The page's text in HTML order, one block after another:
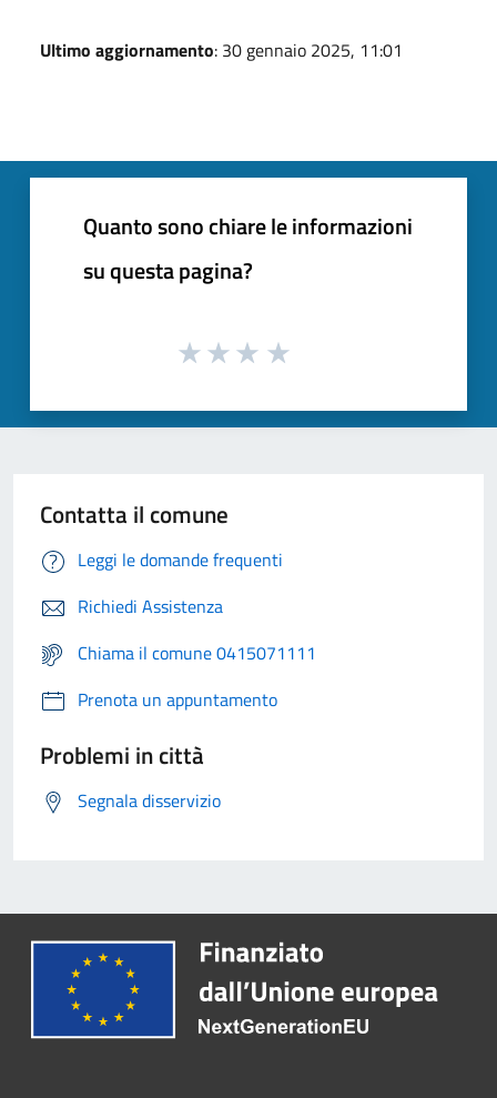
Ultimo aggiornamento: 30 gennaio 2025, 11:01
Quanto sono chiare le informazioni
su questa pagina?
Contatta il comune
Leggi le domande frequenti
Richiedi Assistenza
Chiama il comune 0415071111
Prenota un appuntamento
Problemi in città
Segnala disservizio